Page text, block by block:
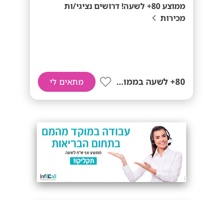
ממוצע 80+ לשעה! דרושים נציגי/ות
מכירות
80+ לשעה בממוצע מתאים לי